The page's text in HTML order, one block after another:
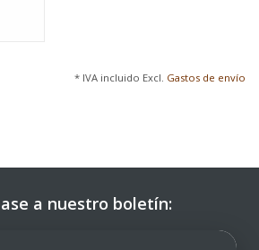
* IVA incluido Excl. Gastos de envío
a nuestro boletín: